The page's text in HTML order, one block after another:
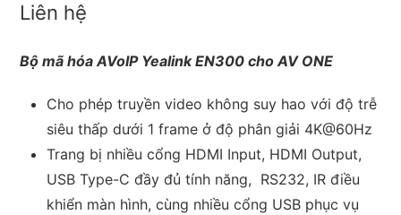
Liên hệ
Bộ mã hóa AVoIP Yealink EN300 cho AV ONE
Cho phép truyền video không suy hao với độ trễ
siêu thấp dưới 1 frame ở độ phân giải 4K@60Hz
Trang bị nhiều cổng HDMI Input, HDMI Output,
USB Type-C đầy đủ tính năng, RS232, IR điều
khiển màn hình, cùng nhiều cổng USB phục vụ